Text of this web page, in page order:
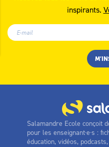
inspirants.
Salamandre Ecole conçoit
pour les enseignant·e·s :
éducation, vidéos,